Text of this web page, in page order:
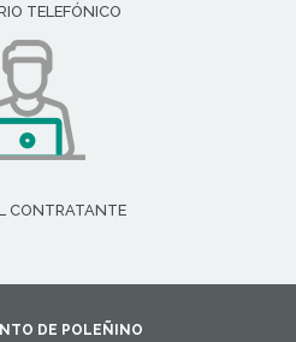
TELEFÓNICO
CONTRATANTE
DE POLEÑINO